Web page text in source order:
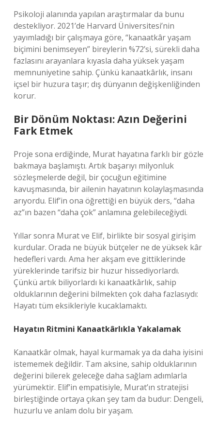
Psikoloji alanında yapılan araştırmalar da bunu
destekliyor. 2021’de Harvard Üniversitesi’nin
yayımladığı bir çalışmaya göre, “kanaatkâr yaşam
biçimini benimseyen” bireylerin %72’si, sürekli daha
fazlasını arayanlara kıyasla daha yüksek yaşam
memnuniyetine sahip. Çünkü kanaatkârlık, insanı
içsel bir huzura taşır; dış dünyanın değişkenliğinden
korur.
Bir Dönüm Noktası: Azın Değerini
Fark Etmek
Proje sona erdiğinde, Murat hayatına farklı bir gözle
bakmaya başlamıştı. Artık başarıyı milyonluk
sözleşmelerde değil, bir çocuğun eğitimine
kavuşmasında, bir ailenin hayatının kolaylaşmasında
arıyordu. Elif’in ona öğrettiği en büyük ders, “daha
az”ın bazen “daha çok” anlamına gelebileceğiydi.
Yıllar sonra Murat ve Elif, birlikte bir sosyal girişim
kurdular. Orada ne büyük bütçeler ne de yüksek kâr
hedefleri vardı. Ama her akşam eve gittiklerinde
yüreklerinde tarifsiz bir huzur hissediyorlardı.
Çünkü artık biliyorlardı ki kanaatkârlık, sahip
olduklarının değerini bilmekten çok daha fazlasıydı:
Hayatı tüm eksikleriyle kucaklamaktı.
Hayatın Ritmini Kanaatkârlıkla Yakalamak
Kanaatkâr olmak, hayal kurmamak ya da daha iyisini
istememek değildir. Tam aksine, sahip olduklarının
değerini bilerek geleceğe daha sağlam adımlarla
yürümektir. Elif’in empatisiyle, Murat’ın stratejisi
birleştiğinde ortaya çıkan şey tam da budur: Dengeli,
huzurlu ve anlam dolu bir yaşam.